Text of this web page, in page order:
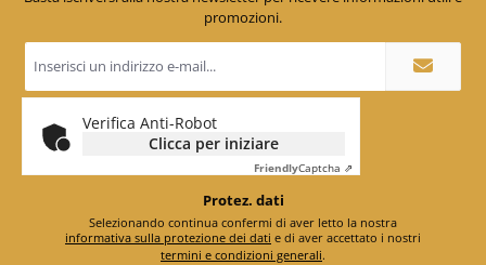
promozioni.
*
Verifica Anti-Robot
Clicca per iniziare
FriendlyCaptcha ⇗
Protez. dati
informativa sulla protezione dei dati
termini e condizioni generali.